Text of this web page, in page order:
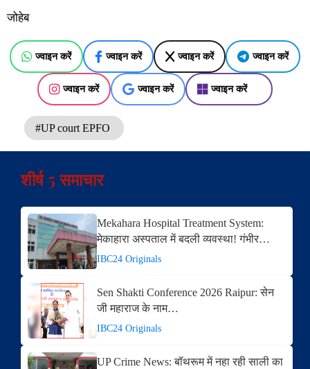
जोहेब
ज्वाइन करें ज्वाइन करें ज्वाइन करें ज्वाइन करें
ज्वाइन करें ज्वाइन करें ज्वाइन करें
#UP court EPFO
शीर्ष 5 समाचार
Mekahara Hospital Treatment System:
मेकाहारा अस्पताल में बदली व्यवस्था! गंभीर…
IBC24 Originals
Sen Shakti Conference 2026 Raipur: सेन
जी महाराज के नाम…
IBC24 Originals
UP Crime News: बॉथरूम में नहा रही साली का